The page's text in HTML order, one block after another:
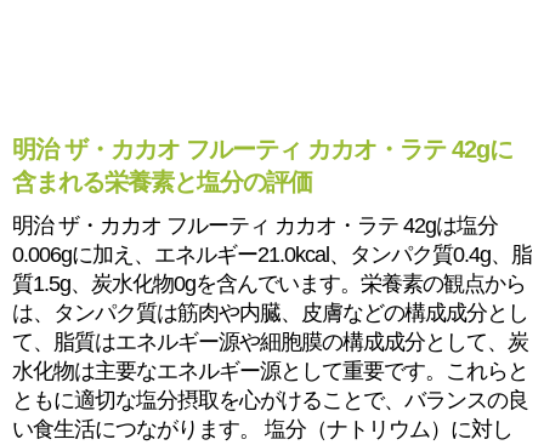
明治 ザ・カカオ フルーティ カカオ・ラテ 42gに
含まれる栄養素と塩分の評価
明治 ザ・カカオ フルーティ カカオ・ラテ 42gは塩分
0.006gに加え、エネルギー21.0kcal、タンパク質0.4g、脂
質1.5g、炭水化物0gを含んでいます。栄養素の観点から
は、タンパク質は筋肉や内臓、皮膚などの構成成分とし
て、脂質はエネルギー源や細胞膜の構成成分として、炭
水化物は主要なエネルギー源として重要です。これらと
ともに適切な塩分摂取を心がけることで、バランスの良
い食生活につながります。 塩分（ナトリウム）に対し